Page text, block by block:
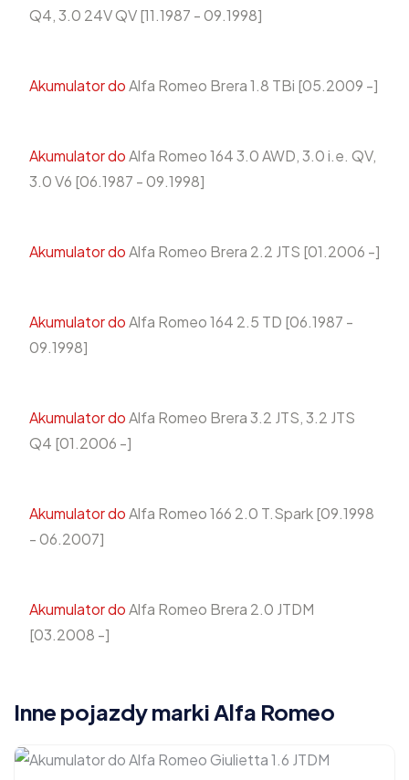
Q4, 3.0 24V QV [11.1987 - 09.1998]
Akumulator doAlfa Romeo Brera 1.8 TBi [05.2009 -]
Akumulator doAlfa Romeo 164 3.0 AWD, 3.0 i.e. QV,
3.0 V6 [06.1987 - 09.1998]
Akumulator doAlfa Romeo Brera 2.2 JTS [01.2006 -]
Akumulator doAlfa Romeo 164 2.5 TD [06.1987 -
09.1998]
Akumulator doAlfa Romeo Brera 3.2 JTS, 3.2 JTS
Q4 [01.2006 -]
Akumulator doAlfa Romeo 166 2.0 T.Spark [09.1998
- 06.2007]
Akumulator doAlfa Romeo Brera 2.0 JTDM
[03.2008 -]
Inne pojazdy marki Alfa Romeo